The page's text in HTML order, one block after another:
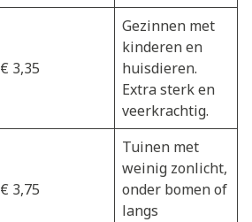
€ 3,35
Gezinnen met
kinderen en
huisdieren.
Extra sterk en
veerkrachtig.
€ 3,75
Tuinen met
weinig zonlicht,
onder bomen of
langs